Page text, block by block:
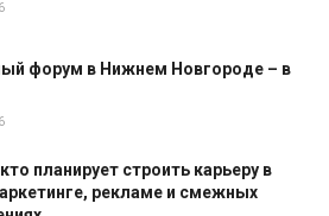
форум в Нижнем Новгороде – в
планирует строить карьеру в
рекламе и смежных